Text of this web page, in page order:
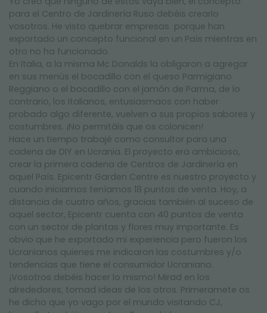
para el Centro de Jardinería Ruso debéis crearlo
vosotros. He visto quebrar empresas porque han
exportado un concepto funcional en un País mientras en
otro no ha funcionado.
En Italia, a la misma Mc Donalds la obligaron a agregar
en sus menús el bocadillo con el queso Parmigiano
Reggiano o el bocadillo con el jamón de Parma, de lo
contrario, los Italianos, entusiasmaos con haber
probado algo diferente, vuelven a sus propios sabores y
costumbres. ¡No permitáis que os colonicen!
Hace un tiempo trabajé como consultor para una
cadena de DIY en Ucrania. El proyecto era ambicioso,
crear la primera cadena de Centros de Jardinería en
aquel País. Epicentr Garden Centre es nuestro proyecto y
cuando iniciamos teníamos 18 puntos de venta. Hoy, a
distancia de cuatro años, gracias también al suceso de
aquel sector, Epicentr cuenta con 40 puntos de venta
con un sector de plantas y flores muy importante. Es
obvio que he exportado mi experiencia pero fueron los
Ucranianos quienes me indicaron las costumbres y/o
tendencias que tiene el consumidor Ucraniano.
¡Vosotros debéis hacer lo mismo! Mirad en los
alrededores, tomad ideas de los otros. Primeramete os
he dicho que yo vago por el mundo visitando CJ,